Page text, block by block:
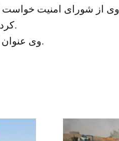
وی از شورای امنیت خواست
کرده‌است و از جمله آنها قطعنامه ۲۲۱۶ برای پایان جنگ است.
وی عنوان کرد: ما هم‌اکنون نیازمند صدور قطعنامه‌های بیشتر نیستیم.